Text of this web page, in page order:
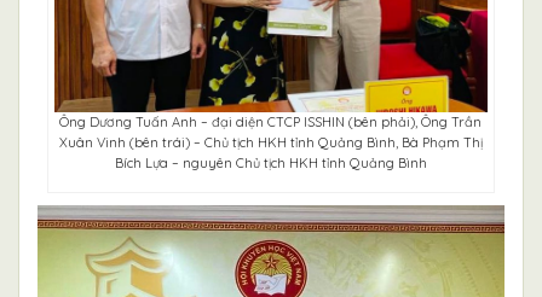
Ông Dương Tuấn Anh – đại diện CTCP ISSHIN (bên phải), Ông Trần
Xuân Vinh (bên trái) – Chủ tịch HKH tỉnh Quảng Bình, Bà Phạm Thị
Bích Lựa – nguyên Chủ tịch HKH tỉnh Quảng Bình